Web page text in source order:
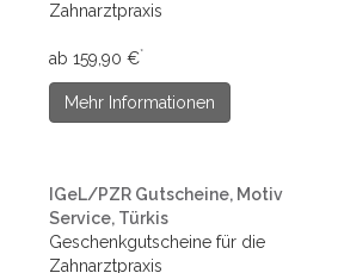
Zahnarztpraxis
ab 159,90 €*
Mehr Informationen
IGeL/PZR Gutscheine, Motiv
Service, Türkis
Geschenkgutscheine für die
Zahnarztpraxis